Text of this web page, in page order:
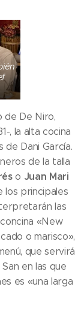
de De Niro,
, la alta cocina
de Dani García.
de la talla
o Juan Mari
los principales
las
«New
o marisco»,
que servirá
en las que
es «una larga